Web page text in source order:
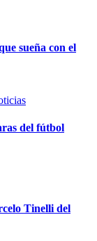
sueña con el
del fútbol
Tinelli del